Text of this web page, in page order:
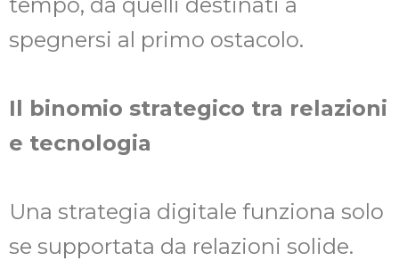
spegnersi al primo ostacolo.
Il binomio strategico tra relazioni
e tecnologia
Una strategia digitale funziona solo
se supportata da relazioni solide.